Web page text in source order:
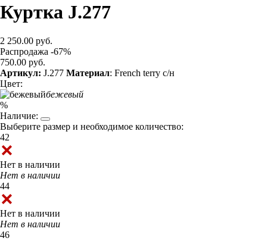
Куртка J.277
2 250.00 руб.
Распродажа -67%
750.00 руб.
Артикул: J.277 Материал: French terry с/н
Цвет:
бежевый
%
Наличие:
Выберите размер и необходимое количество:
42
Нет в наличии
Нет в наличии
44
Нет в наличии
Нет в наличии
46